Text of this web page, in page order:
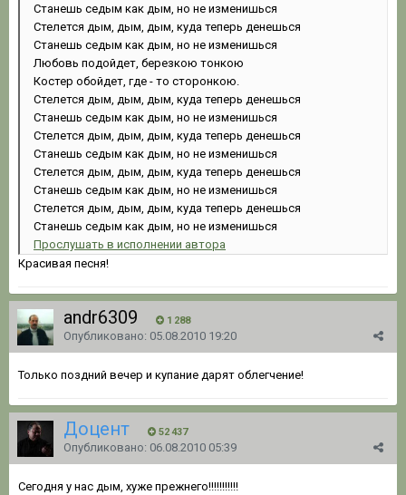
Станешь седым как дым, но не изменишься
Стелется дым, дым, дым, куда теперь денешься
Станешь седым как дым, но не изменишься
Любовь подойдет, березкою тонкою
Костер обойдет, где - то сторонкою.
Стелется дым, дым, дым, куда теперь денешься
Станешь седым как дым, но не изменишься
Стелется дым, дым, дым, куда теперь денешься
Станешь седым как дым, но не изменишься
Стелется дым, дым, дым, куда теперь денешься
Станешь седым как дым, но не изменишься
Стелется дым, дым, дым, куда теперь денешься
Станешь седым как дым, но не изменишься
Прослушать в исполнении автора
Красивая песня!
andr6309 1 288
Опубликовано: 05.08.2010 19:20
Только поздний вечер и купание дарят облегчение!
Доцент 52 437
Опубликовано: 06.08.2010 05:39
Сегодня у нас дым, хуже прежнего!!!!!!!!!!!